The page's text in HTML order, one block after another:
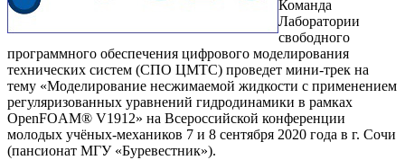
Команда
Лаборатории
свободного
программного обеспечения цифрового моделирования
технических систем (СПО ЦМТС) проведет мини-трек на
тему «Моделирование несжимаемой жидкости с применением
регуляризованных уравнений гидродинамики в рамках
OpenFOAM® V1912» на Всероссийской конференции
молодых учёных-механиков 7 и 8 сентября 2020 года в г. Сочи
(пансионат МГУ «Буревестник»).